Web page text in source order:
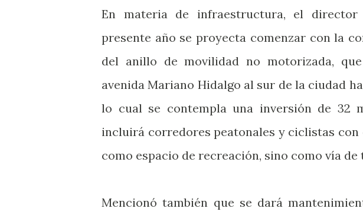
En materia de infraestructura, el
presente año se proyecta comenzar con la
del anillo de movilidad no motorizada,
avenida Mariano Hidalgo al sur de la ciudad
lo cual se contempla una inversión de 32
incluirá corredores peatonales y ciclistas
como espacio de recreación, sino como vía
Mencionó también que se dará